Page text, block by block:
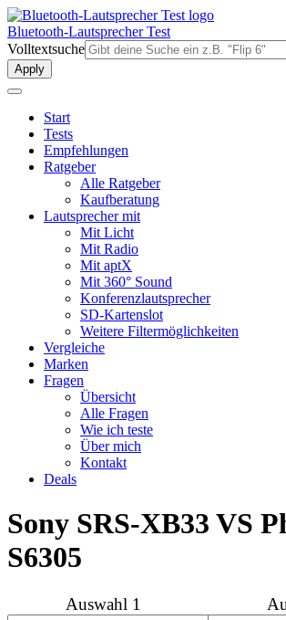
Direkt
zum
Inhalt
Bluetooth-Lautsprecher Test
Volltextsuche
Start
Tests
Empfehlungen
Ratgeber
Alle Ratgeber
Kaufberatung
Lautsprecher mit
Mit Licht
Mit Radio
Mit aptX
Mit 360° Sound
Konferenzlautsprecher
SD-Kartenslot
Weitere Filtermöglichkeiten
Vergleiche
Marken
Fragen
Übersicht
Alle Fragen
Wie ich teste
Über mich
Kontakt
Deals
Sony SRS-XB33 VS
S6305
Auswahl 1